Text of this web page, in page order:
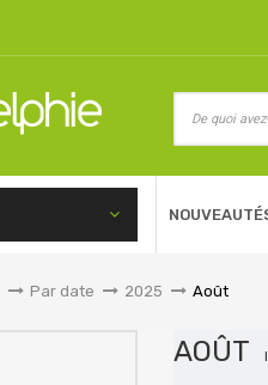
> Par date > 2025 > Août
AOÛT